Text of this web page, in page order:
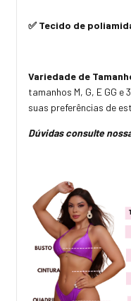
✅ Tecido de
Variedade de
tamanhos M, G, E GG e
suas preferências de
Dúvidas consulte